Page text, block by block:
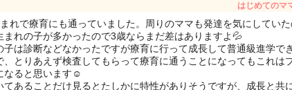
はじめてのマ
れで療育にも通っていました。周りのママも発達を気にしてい
まれの子が多かったので3歳ならまだ差はありますよ💦
子は診断などなかったですが療育に行って成長して普通級進学でき
、とりあえず検査してもらって療育に通うことになってもこれは
なると思います☺️
てあることだけ見るとたしかに特性がありそうですが、成長と共